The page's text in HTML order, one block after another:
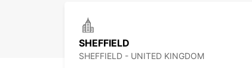
SHEFFIELD
SHEFFIELD - UNITED KINGDOM